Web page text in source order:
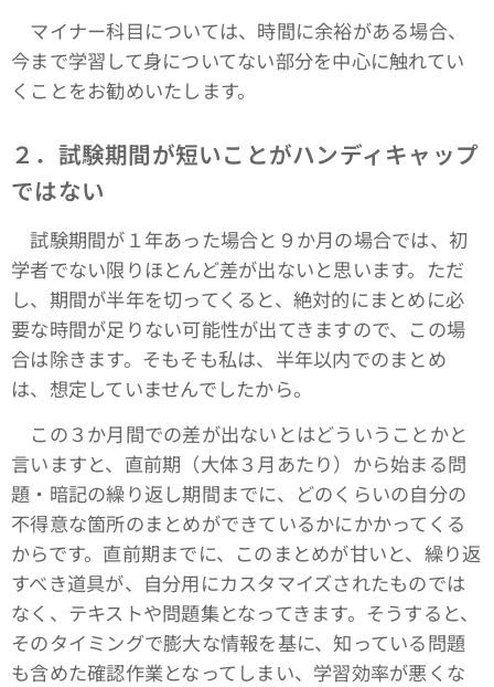
マイナー科目については、時間に余裕がある場合、
今まで学習して身についてない部分を中心に触れてい
くことをお勧めいたします。
２．試験期間が短いことがハンディキャップ
ではない
試験期間が１年あった場合と９か月の場合では、初
学者でない限りほとんど差が出ないと思います。ただ
し、期間が半年を切ってくると、絶対的にまとめに必
要な時間が足りない可能性が出てきますので、この場
合は除きます。そもそも私は、半年以内でのまとめ
は、想定していませんでしたから。
この３か月間での差が出ないとはどういうことかと
言いますと、直前期（大体３月あたり）から始まる問
題・暗記の繰り返し期間までに、どのくらいの自分の
不得意な箇所のまとめができているかにかかってくる
からです。直前期までに、このまとめが甘いと、繰り返
すべき道具が、自分用にカスタマイズされたものでは
なく、テキストや問題集となってきます。そうすると、
そのタイミングで膨大な情報を基に、知っている問題
も含めた確認作業となってしまい、学習効率が悪くな